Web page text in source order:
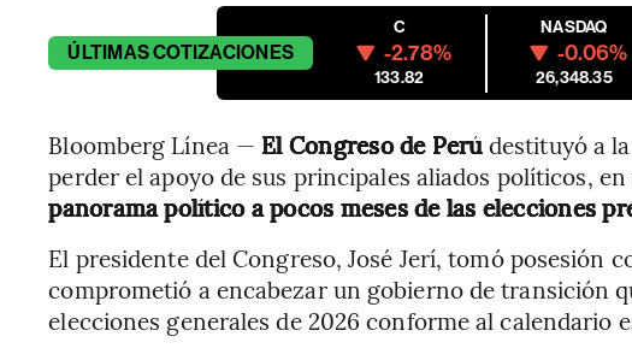
ÚLTIMASCOTIZACIONES
C
-2.78%
133.82
NASDAQ
-0.06%
26,348.35
Bloomberg Línea — El Congreso de Perúdestituyó a
perder el apoyo de sus principales aliados políticos,
panorama político a pocos meses de las elecciones
El presidente del Congreso, José Jerí, tomó posesión
comprometió a encabezar un gobierno de transición
elecciones generales de 2026 conforme al calendario